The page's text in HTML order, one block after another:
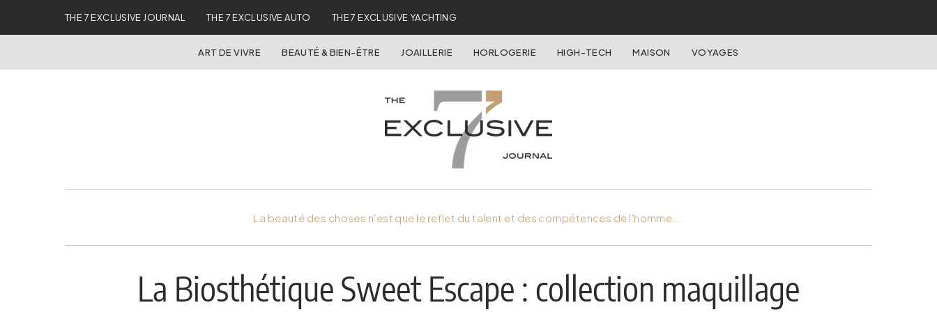
THE 7 EXCLUSIVE JOURNAL THE 7 EXCLUSIVE AUTO THE 7 EXCLUSIVE YACHTING
ART DE VIVRE BEAUTÉ & BIEN-ÊTRE JOAILLERIE HORLOGERIE HIGH-TECH MAISON VOYAGES
La beauté des choses n'est que le reflet du talent et des compétences de l'homme...
La Biosthétique Sweet Escape : collection maquillage